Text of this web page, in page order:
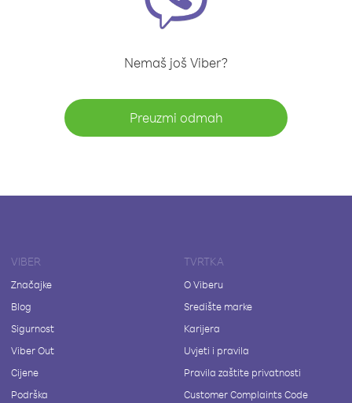
Nemaš još Viber?
Preuzmi odmah
VIBER
Značajke
Blog
Sigurnost
Viber Out
Cijene
Podrška
TVRTKA
O Viberu
Središte marke
Karijera
Uvjeti i pravila
Pravila zaštite privatnosti
Customer Complaints Code